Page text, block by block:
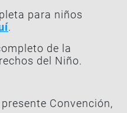
para niños
.
de la
del Niño.
Convención,